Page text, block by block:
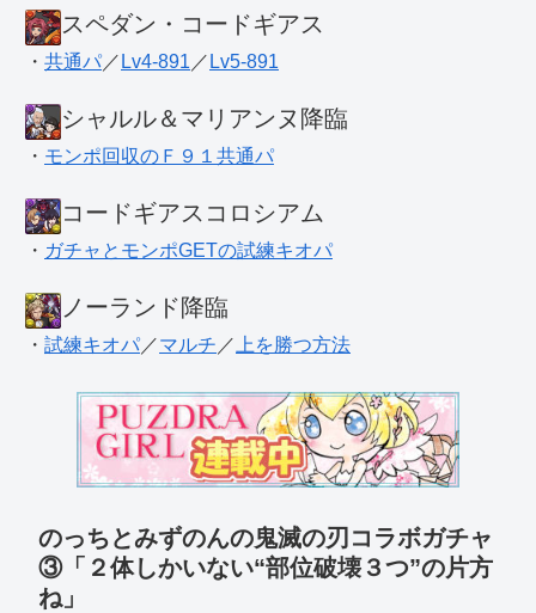
スペダン・コードギアス
・ 共通パ ／ Lv4-891 ／ Lv5-891
シャルル＆マリアンヌ降臨
・ モンポ回収のＦ９１共通パ
コードギアスコロシアム
・ ガチャとモンポGETの試練キオパ
ノーランド降臨
・ 試練キオパ ／マルチ ／ 上を勝つ方法
のっちとみずのんの鬼滅の刃コラボガチャ
③「２体しかいない“部位破壊３つ”の片方
ね」